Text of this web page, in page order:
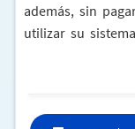
además, sin
utilizar su
1- EQUIPOS DE LA